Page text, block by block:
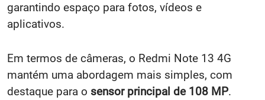
garantindo espaço para fotos, vídeos e
aplicativos.
Em termos de câmeras, o Redmi Note 13 4G
mantém uma abordagem mais simples, com
destaque para o sensor principal de 108 MP.